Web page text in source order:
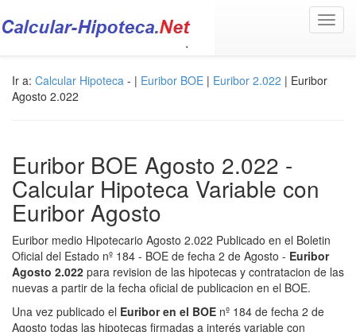
Ir a: Calcular Hipoteca - | Euribor BOE | Euribor 2.022 | Euribor
Agosto 2.022
Euribor BOE Agosto 2.022 -
Calcular Hipoteca Variable con
Euribor Agosto
Euribor medio Hipotecario Agosto 2.022 Publicado en el Boletin
Oficial del Estado nº 184 - BOE de fecha 2 de Agosto - Euribor
Agosto 2.022 para revision de las hipotecas y contratacion de las
nuevas a partir de la fecha oficial de publicacion en el BOE.
Una vez publicado el Euribor en el BOE nº 184 de fecha 2 de
Agosto todas las hipotecas firmadas a interés variable con